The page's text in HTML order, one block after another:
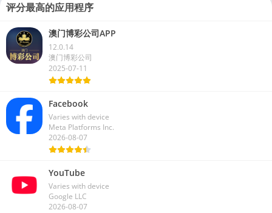
评分最高的应用程序
澳门博彩公司APP
12.0.14
澳门博彩公司
2025-07-11
Facebook
Varies with device
Meta Platforms Inc.
2026-08-07
YouTube
Varies with device
Google LLC
2026-08-07